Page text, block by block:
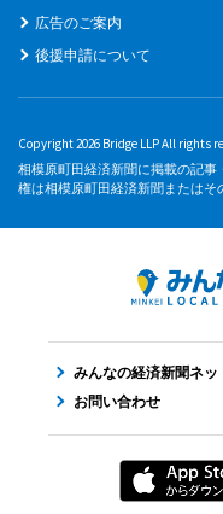
広告のご案内
後援申請について
Copyright 2026 Bridge LLP All rights
相模原町田経済新聞に掲載の記
権は相模原町田経済新聞またはそ
みんなの経済新聞ネッ
お問い合わせ